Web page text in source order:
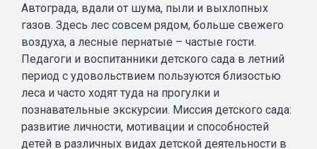
Автограда, вдали от шума, пыли и выхлопных
газов. Здесь лес совсем рядом, больше свежего
воздуха, а лесные пернатые – частые гости.
Педагоги и воспитанники детского сада в летний
период с удовольствием пользуются близостью
леса и часто ходят туда на прогулки и
познавательные экскурсии. Миссия детского сада:
развитие личности, мотивации и способностей
детей в различных видах детской деятельности в